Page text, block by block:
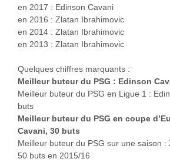
en 2017 : Edinson Cavani
en 2016 : Zlatan Ibrahimovic
en 2014 : Zlatan Ibrahimovic
en 2013 : Zlatan Ibrahimovic
Quelques chiffres marquants :
Meilleur buteur du PSG : Edinson
Meilleur buteur du PSG en Ligue 1 :
buts
Meilleur buteur du PSG en coupe
Cavani, 30 buts
Meilleur buteur du PSG sur une saison :
50 buts en 2015/16